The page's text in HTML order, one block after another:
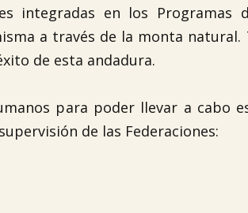
integradas en los Programas
a través de la monta natural.
de esta andadura.
para poder llevar a cabo
de las Federaciones: